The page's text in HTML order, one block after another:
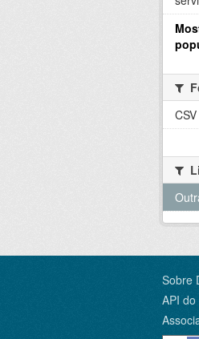
Sobre
API do